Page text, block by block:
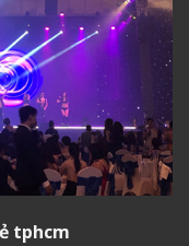
tphcm